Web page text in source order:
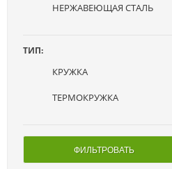
НЕРЖАВЕЮЩАЯ СТАЛЬ
ТИП:
КРУЖКА
ТЕРМОКРУЖКА
ФИЛЬТРОВАТЬ